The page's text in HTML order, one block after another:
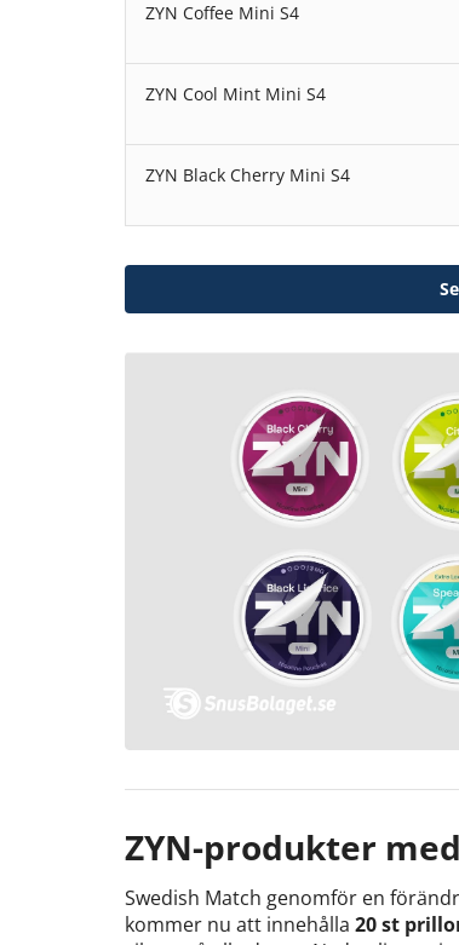
ZYN Coffee Mini S4
ZYN Cool Mint Mini S4
ZYN Black Cherry Mini S4
ZYN-produkter
Swedish Match genomför en
kommer nu att innehålla 20 st